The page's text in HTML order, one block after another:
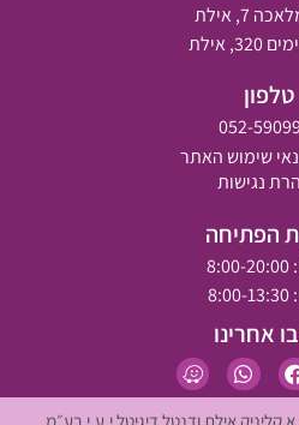
7, אילת
אילת
טלפון
052-
שימוש האתר
נגישות
הפתיחה
אחרינו